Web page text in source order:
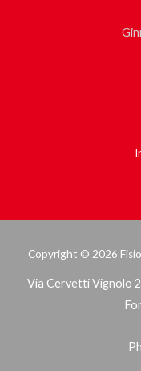
Copyright © 2026
Via Cervetti Vignolo